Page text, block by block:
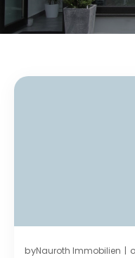
byNauroth Immobilien |